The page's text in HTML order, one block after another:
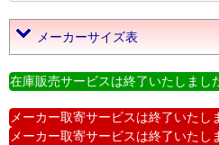
メーカーサイズ表
在庫販売サービスは終了いたしまし
メーカー取寄サービスは終了いたし
メーカー取寄サービスは終了いたし